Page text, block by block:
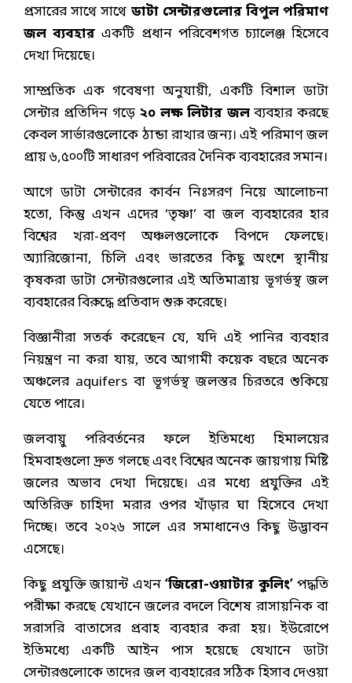
প্রসারের সাথে সাথে ডাটা সেন্টারগুলোর বিপুল পরিমাণ
জল ব্যবহার একটি প্রধান পরিবেশগত চ্যালেঞ্জ হিসেবে
দেখা দিয়েছে।
সাম্প্রতিক এক গবেষণা অনুযায়ী, একটি বিশাল ডাটা
সেন্টার প্রতিদিন গড়ে ২০ লক্ষ লিটার জলব্যবহার করছে
কেবল সার্ভারগুলোকে ঠান্ডা রাখার জন্য। এই পরিমাণ জল
প্রায় ৬,৫০০টি সাধারণ পরিবারের দৈনিক ব্যবহারের সমান।
আগে ডাটা সেন্টারের কার্বন নিঃসরণ নিয়ে আলোচনা
হতো, কিন্তু এখন এদের ‘তৃষ্ণা’ বা জল ব্যবহারের হার
বিশ্বের খরা-প্রবণ অঞ্চলগুলোকে বিপদে ফেলছে।
অ্যারিজোনা, চিলি এবং ভারতের কিছু অংশে স্থানীয়
কৃষকরা ডাটা সেন্টারগুলোর এই অতিমাত্রায় ভূগর্ভস্থ জল
ব্যবহারের বিরুদ্ধে প্রতিবাদ শুরু করেছে।
বিজ্ঞানীরা সতর্ক করেছেন যে, যদি এই পানির ব্যবহার
নিয়ন্ত্রণ না করা যায়, তবে আগামী কয়েক বছরে অনেক
অঞ্চলের aquifers বা ভূগর্ভস্থ জলস্তর চিরতরে শুকিয়ে
যেতে পারে।
জলবায়ু পরিবর্তনের ফলে ইতিমধ্যে হিমালয়ের
হিমবাহগুলো দ্রুত গলছে এবং বিশ্বের অনেক জায়গায় মিষ্টি
জলের অভাব দেখা দিয়েছে। এর মধ্যে প্রযুক্তির এই
অতিরিক্ত চাহিদা মরার ওপর খাঁড়ার ঘা হিসেবে দেখা
দিচ্ছে। তবে ২০২৬ সালে এর সমাধানেও কিছু উদ্ভাবন
এসেছে।
কিছু প্রযুক্তি জায়ান্ট এখন ‘জিরো-ওয়াটার কুলিং’পদ্ধতি
পরীক্ষা করছে যেখানে জলের বদলে বিশেষ রাসায়নিক বা
সরাসরি বাতাসের প্রবাহ ব্যবহার করা হয়। ইউরোপে
ইতিমধ্যে একটি আইন পাস হয়েছে যেখানে ডাটা
সেন্টারগুলোকে তাদের জল ব্যবহারের সঠিক হিসাব দেওয়া